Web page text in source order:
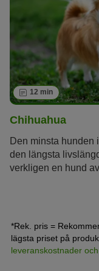
12 min
Chihuahua
Den minsta hunden
den längsta
verkligen en hund
lyxhund.
*Rek. pris =
lägsta priset på
leveranskostnader